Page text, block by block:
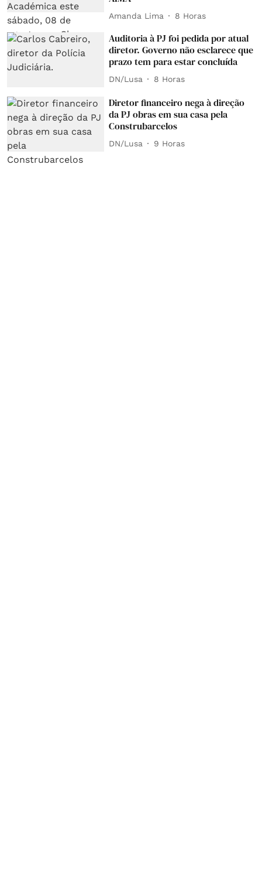
Amanda Lima 8 Horas
Auditoria à PJ foi pedida por atual
diretor. Governo não esclarece que
prazo tem para estar concluída
DN/Lusa 8 Horas
Diretor financeiro nega à direção
da PJ obras em sua casa pela
Construbarcelos
DN/Lusa 9 Horas